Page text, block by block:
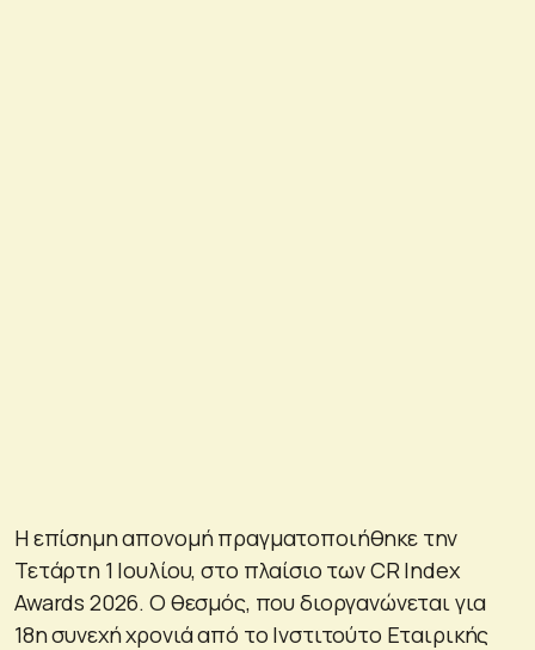
Η επίσημη απονομή πραγματοποιήθηκε την
Τετάρτη 1 Ιουλίου, στο πλαίσιο των CR Index
Awards 2026. Ο θεσμός, που διοργανώνεται για
18η συνεχή χρονιά από το Ινστιτούτο Εταιρικής